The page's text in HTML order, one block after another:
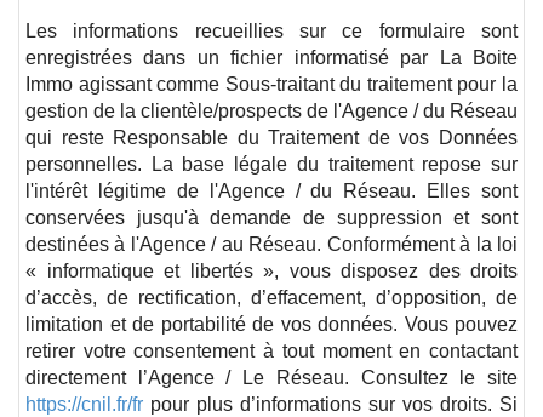
Les informations recueillies sur ce formulaire sont
enregistrées dans un fichier informatisé par La Boite
Immo agissant comme Sous-traitant du traitement pour la
gestion de la clientèle/prospects de l'Agence / du Réseau
qui reste Responsable du Traitement de vos Données
personnelles. La base légale du traitement repose sur
l'intérêt légitime de l'Agence / du Réseau. Elles sont
conservées jusqu'à demande de suppression et sont
destinées à l'Agence / au Réseau. Conformément à la loi
« informatique et libertés », vous disposez des droits
d’accès, de rectification, d’effacement, d’opposition, de
limitation et de portabilité de vos données. Vous pouvez
retirer votre consentement à tout moment en contactant
directement l’Agence / Le Réseau. Consultez le site
https://cnil.fr/fr pour plus d’informations sur vos droits. Si